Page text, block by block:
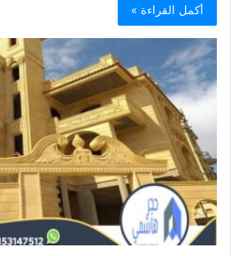
أكمل القراءة »